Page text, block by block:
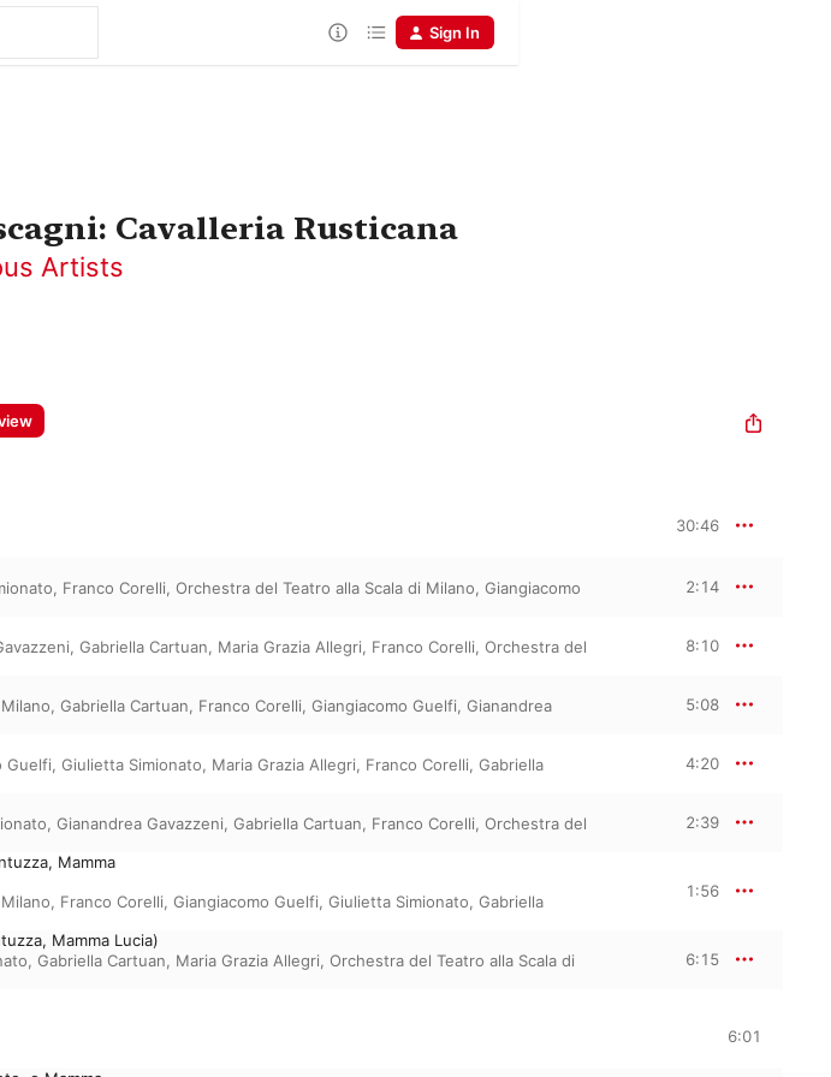
Sign In
Cavalleria Rusticana
Artists
30:46
, Franco Corelli, Orchestra del Teatro alla Scala di Milano, Giangiacomo
2:14
, Gabriella Cartuan, Maria Grazia Allegri, Franco Corelli, Orchestra del
8:10
, Gabriella Cartuan, Franco Corelli, Giangiacomo Guelfi, Gianandrea
5:08
Guelfi, Giulietta Simionato, Maria Grazia Allegri, Franco Corelli, Gabriella
4:20
, Gianandrea Gavazzeni, Gabriella Cartuan, Franco Corelli, Orchestra del
2:39
Mamma
, Franco Corelli, Giangiacomo Guelfi, Giulietta Simionato, Gabriella
1:56
Mamma Lucia)
, Gabriella Cartuan, Maria Grazia Allegri, Orchestra del Teatro alla Scala di
6:15
6:01